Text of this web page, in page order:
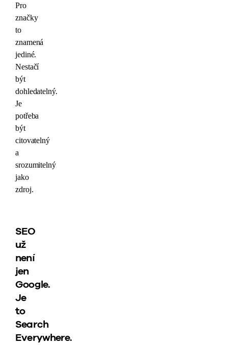
Pro
značky
to
znamená
jediné.
Nestačí
být
dohledatelný.
Je
potřeba
být
citovatelný
a
srozumitelný
jako
zdroj.
SEO
už
není
jen
Google.
Je
to
Search
Everywhere.